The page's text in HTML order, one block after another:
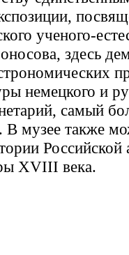
ученого-
здесь
немецкого и
самый
музее также
Российской
XVIII века.